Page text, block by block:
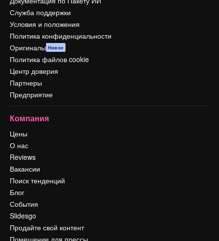
Служба поддержки
Условия и положения
Политика конфиденциальности
Оригиналы Новое
Политика файлов cookie
Центр доверия
Партнеры
Предприятие
Компания
Цены
О нас
Reviews
Вакансии
Поиск тенденций
Блог
События
Slidesgo
Продайте свой контент